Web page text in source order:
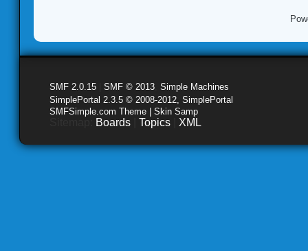
SMF 2.0.15 SMF © 2013 Simple Machines
SimplePortal 2.3.5 © 2008-2012, SimplePortal
SMFSimple.com Theme | Skin Samp
Boards Topics XML